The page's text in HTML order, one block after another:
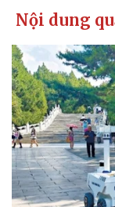
Kinh tế
Bất động sản
Khởi nghiệp